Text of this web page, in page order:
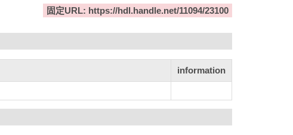
固定URL: https://hdl.handle.net/11094/23100
information